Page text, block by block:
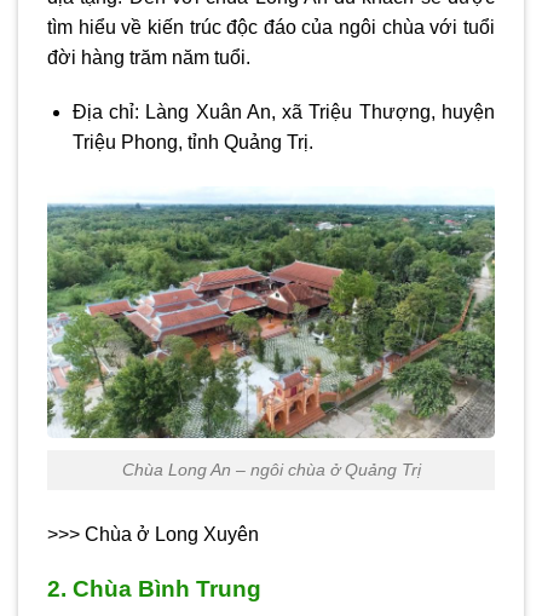
tìm hiểu về kiến trúc độc đáo của ngôi chùa với tuổi
đời hàng trăm năm tuổi.
Địa chỉ: Làng Xuân An, xã Triệu Thượng, huyện
Triệu Phong, tỉnh Quảng Trị.
Chùa Long An – ngôi chùa ở Quảng Trị
>>> Chùa ở Long Xuyên
2. Chùa Bình Trung